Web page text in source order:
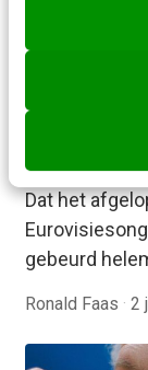
CONTENT &
Crisis bij
mag het
Dat het
gebeurd
Ronald Faas · 2